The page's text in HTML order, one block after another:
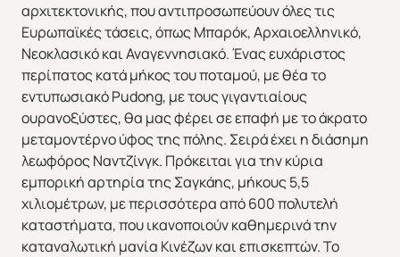
αρχιτεκτονικής, που αντιπροσωπεύουν όλες τις
Ευρωπαϊκές τάσεις, όπως Μπαρόκ, Αρχαιοελληνικό,
Νεοκλασικό και Αναγεννησιακό. Ένας ευχάριστος
περίπατος κατά μήκος του ποταμού, με θέα το
εντυπωσιακό Pudong, με τους γιγαντιαίους
ουρανοξύστες, θα μας φέρει σε επαφή με το άκρατο
μεταμοντέρνο ύφος της πόλης. Σειρά έχει η διάσημη
λεωφόρος Ναντζίνγκ. Πρόκειται για την κύρια
εμπορική αρτηρία της Σαγκάης, μήκους 5,5
χιλιομέτρων, με περισσότερα από 600 πολυτελή
καταστήματα, που ικανοποιούν καθημερινά την
καταναλωτική μανία Κινέζων και επισκεπτών. Το